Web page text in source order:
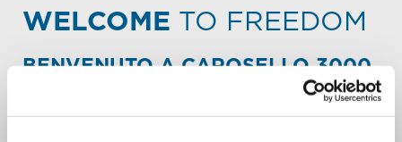
WELCOME TO FREEDOM
BENVENUTO A CAROSELLO 3000.
Festeggia il week-end o l’inizio della tua settimana con
amici o famiglia.